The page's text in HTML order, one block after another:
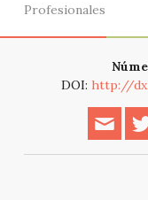
Profesionales
DOI: http://